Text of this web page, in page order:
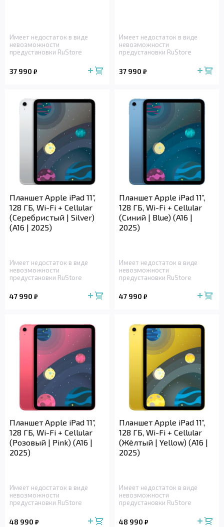
Имеет недостаток в виде
невозможности
предустановки RuStore
37 990 ₽
Имеет недостаток в виде
невозможности
предустановки RuStore
37 990 ₽
Планшет Apple iPad 11”,
128 ГБ, Wi-Fi + Cellular
(Серебристый | Silver)
(A16 | 2025)
Имеет недостаток в виде
невозможности
предустановки RuStore
47 990 ₽
Планшет Apple iPad 11”,
128 ГБ, Wi-Fi + Cellular
(Синий | Blue) (A16 |
2025)
Имеет недостаток в виде
невозможности
предустановки RuStore
47 990 ₽
Планшет Apple iPad 11”,
128 ГБ, Wi-Fi + Cellular
(Розовый | Pink) (A16 |
2025)
Имеет недостаток в виде
невозможности
предустановки RuStore
48 990 ₽
Планшет Apple iPad 11”,
128 ГБ, Wi-Fi + Cellular
(Жёлтый | Yellow) (A16 |
2025)
Имеет недостаток в виде
невозможности
предустановки RuStore
48 990 ₽